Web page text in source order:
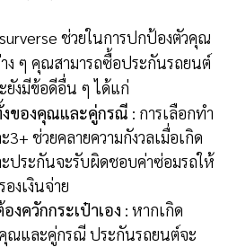
ช่วยในการปกป้องตัวคุณ
ง ๆ คุณสามารถซื้อประกันรถยนต์
ยังมีข้อดีอื่น ๆ ได้แก่
งของคุณและคู่กรณี : การเลือกทำ
ช่วยคลายความกังวลเมื่อเกิด
ประกันจะรับผิดชอบค่าซ่อมรถให้
งเงินจ่าย
งควักกระเป๋าเอง : หากเกิด
ณและคู่กรณี ประกันรถยนต์จะ